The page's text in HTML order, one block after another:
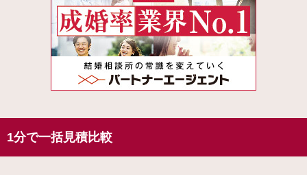
1分で一括見積比較